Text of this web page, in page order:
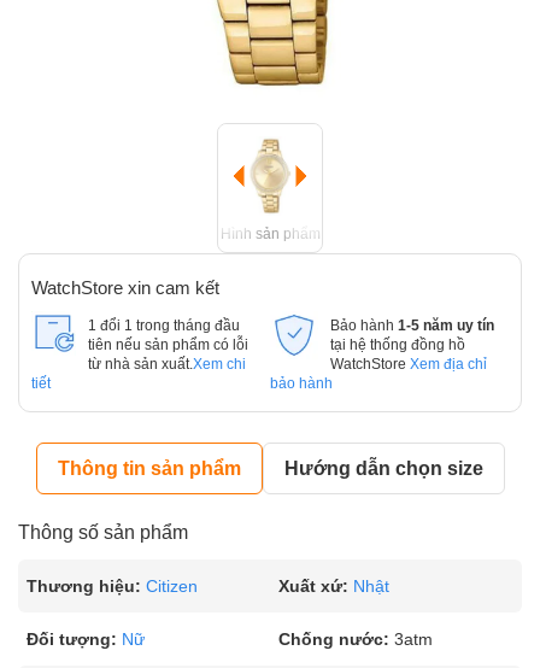
Hình sản phẩm
WatchStore xin cam kết
1 đổi 1 trong tháng đầu
tiên nếu sản phẩm có lỗi
từ nhà sản xuất. Xem chi
tiết
Bảo hành 1-5 năm uy tín
tại hệ thống đồng hồ
WatchStore Xem địa chỉ
bảo hành
Thông tin sản phẩm Hướng dẫn chọn size
Thông số sản phẩm
Thương hiệu: Citizen Xuất xứ: Nhật
Đối tượng: Nữ Chống nước: 3atm